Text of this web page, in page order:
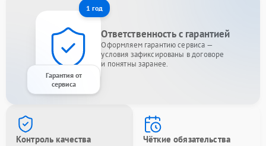
1 год
Гарантия от
сервиса
Ответственность с гарантией
Оформляем гарантию сервиса —
условия зафиксированы в договоре
и понятны заранее.
Контроль качества Чёткие обязательства